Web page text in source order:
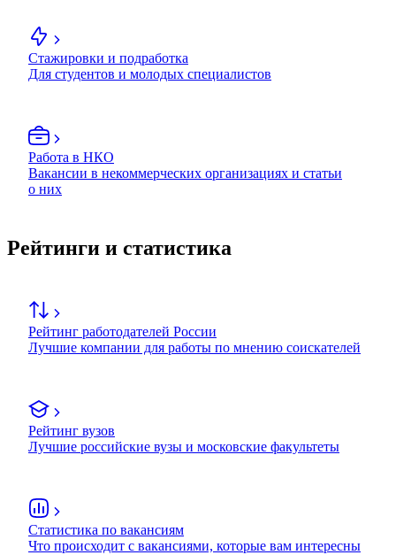
Стажировки и подработка
Для студентов и молодых специалистов
Работа в НКО
Вакансии в некоммерческих организациях и статьи
о них
Рейтинги и статистика
Рейтинг работодателей России
Лучшие компании для работы по мнению соискателей
Рейтинг вузов
Лучшие российские вузы и московские факультеты
Статистика по вакансиям
Что происходит с вакансиями, которые вам интересны